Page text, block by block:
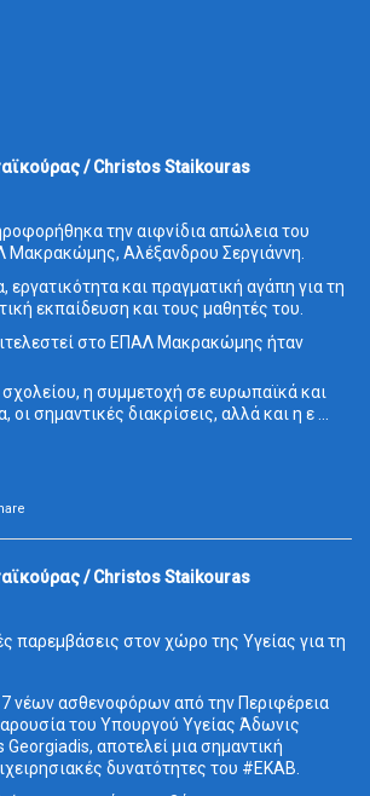
/ Christos Staikouras
την αιφνίδια απώλεια του
Μακρακώμης, Αλέξανδρου Σεργιάννη.
και πραγματική αγάπη για τη
εκπαίδευση και τους μαθητές του.
στο ΕΠΑΛ Μακρακώμης ήταν
η συμμετοχή σε ευρωπαϊκά και
οι σημαντικές διακρίσεις, αλλά και η ε
/ Christos Staikouras
παρεμβάσεις στον χώρο της Υγείας για τη
νέων ασθενοφόρων από την Περιφέρεια
του Υπουργού Υγείας Άδωνις
αποτελεί μια σημαντική
δυνατότητες του #ΕΚΑΒ